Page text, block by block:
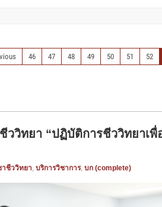
46 47 48 49 50 51 52
ววิทยา “ปฏิบัติการชีววิทยาเ
ชีววิทยา, บริการวิชาการ, บก (complete)